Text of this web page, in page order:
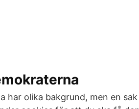
har olika bakgrund, men en sak